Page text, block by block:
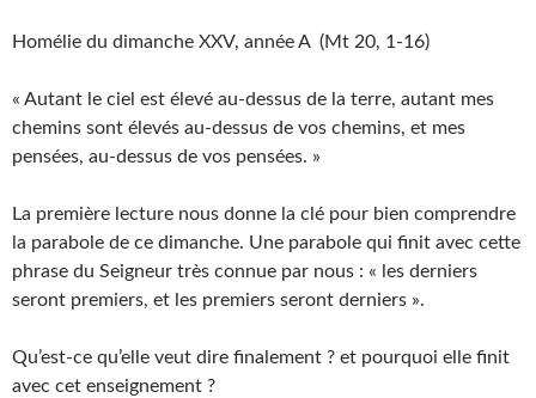
Homélie du dimanche XXV, année A (Mt 20, 1-16)
« Autant le ciel est élevé au-dessus de la terre, autant mes
chemins sont élevés au-dessus de vos chemins, et mes
pensées, au-dessus de vos pensées. »
La première lecture nous donne la clé pour bien comprendre
la parabole de ce dimanche. Une parabole qui finit avec cette
phrase du Seigneur très connue par nous : « les derniers
seront premiers, et les premiers seront derniers ».
Qu’est-ce qu’elle veut dire finalement ? et pourquoi elle finit
avec cet enseignement ?